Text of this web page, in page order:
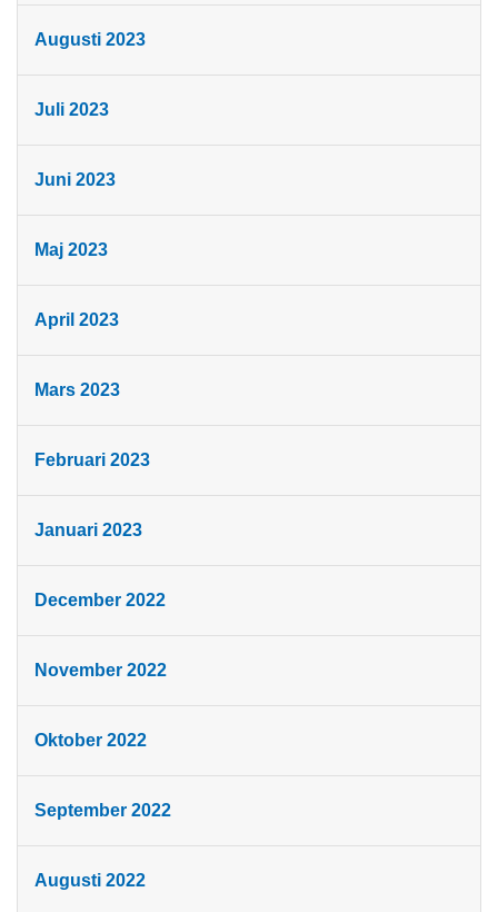
Augusti 2023
Juli 2023
Juni 2023
Maj 2023
April 2023
Mars 2023
Februari 2023
Januari 2023
December 2022
November 2022
Oktober 2022
September 2022
Augusti 2022